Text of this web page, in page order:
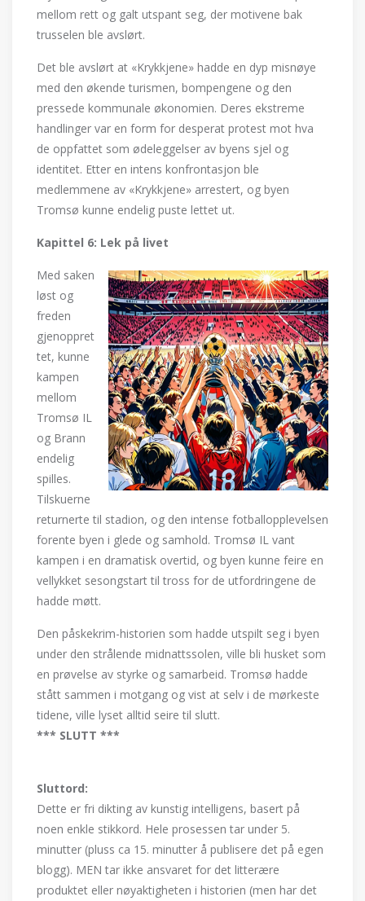
mellom rett og galt utspant seg, der motivene bak
trusselen ble avslørt.
Det ble avslørt at «Krykkjene» hadde en dyp misnøye
med den økende turismen, bompengene og den
pressede kommunale økonomien. Deres ekstreme
handlinger var en form for desperat protest mot hva
de oppfattet som ødeleggelser av byens sjel og
identitet. Etter en intens konfrontasjon ble
medlemmene av «Krykkjene» arrestert, og byen
Tromsø kunne endelig puste lettet ut.
Kapittel 6: Lek på livet
Med saken
løst og
freden
gjenoppret
tet, kunne
kampen
mellom
Tromsø IL
og Brann
endelig
spilles.
Tilskuerne
returnerte til stadion, og den intense fotballopplevelsen
forente byen i glede og samhold. Tromsø IL vant
kampen i en dramatisk overtid, og byen kunne feire en
vellykket sesongstart til tross for de utfordringene de
hadde møtt.
Den påskekrim-historien som hadde utspilt seg i byen
under den strålende midnattssolen, ville bli husket som
en prøvelse av styrke og samarbeid. Tromsø hadde
stått sammen i motgang og vist at selv i de mørkeste
tidene, ville lyset alltid seire til slutt.
*** SLUTT ***
Sluttord:
Dette er fri dikting av kunstig intelligens, basert på
noen enkle stikkord. Hele prosessen tar under 5.
minutter (pluss ca 15. minutter å publisere det på egen
blogg). MEN tar ikke ansvaret for det litterære
produktet eller nøyaktigheten i historien (men har det